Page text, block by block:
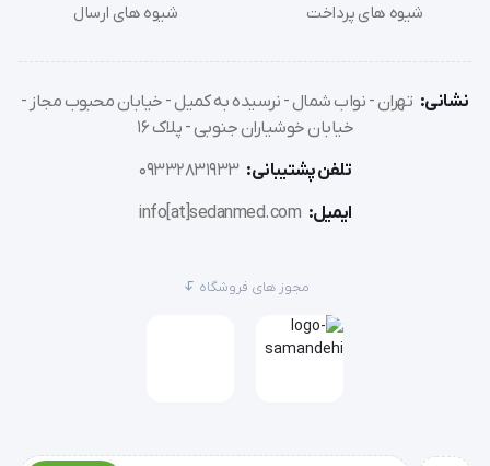
Nihon Kohden
ZOLL
از جمله مزایای خرید کاغذ الکتروشوک عبارت است از:
شیوه های پرداخت
شیوه های ارسال
نشانی: تهران - نواب شمال - نرسیده به کمیل - خیابان محبوب مجاز -
خیابان خوشیاران جنوبی - پلاک 16
تلفن پشتیبانی: 09332831933
ایمیل: info[at]sedanmed.com
مجوز های فروشگاه